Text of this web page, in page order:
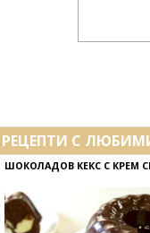
РЕЦЕПТИ С
ШОКОЛАДОВ КЕКС С КРЕМ